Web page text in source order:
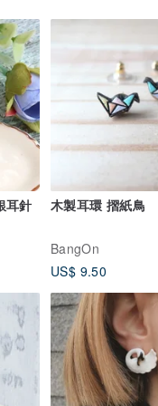
木製耳環 摺紙鳥
BangOn
US$ 9.50